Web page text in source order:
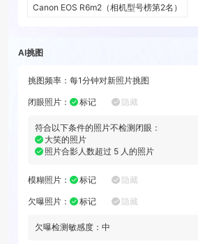
Canon EOS R6m2 （相机型号榜第2名）
AI挑图
挑图频率： 每1分钟对新照片挑图
闭眼照片 ： 标记 隐藏
符合以下条件的照片不检测闭眼：
大笑的照片
照片合影人数超过 5 人的照片
模糊照片 ： 标记 隐藏
欠曝照片 ： 标记 隐藏
欠曝检测敏感度： 中